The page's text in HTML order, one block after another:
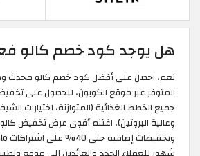
هل يوجد كود خصم كالو
نعم، احصل على أفضل كود خصم كالو محدث
جميع الخطط الغذائية (المتوازنة، اختيارات